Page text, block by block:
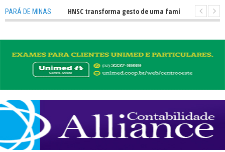
PARÁ DE MINAS
de órgãos no HNSC transforma gesto de uma família em esperança